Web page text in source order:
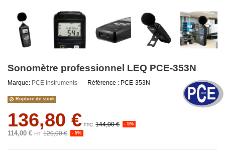
Sonomètre professionnel LEQ PCE-353N
Marque: PCE Instruments Référence : PCE-353N
Rupture de stock
136,80 € TTC 144,00 € - 5%
114,00 € HT 120,00 € - 5%